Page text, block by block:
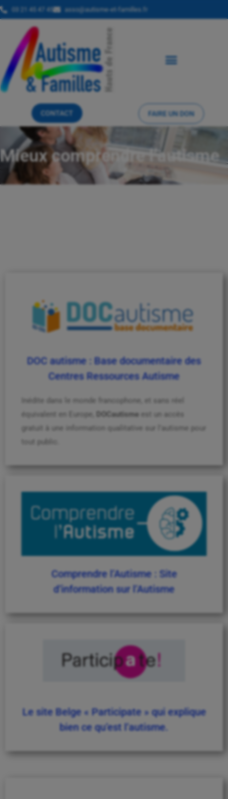
03 21 45 47 45 asso@autisme-et-familles.fr
CONTACT FAIRE UN DON
Mieux comprendre l’autisme
DOC autisme : Base documentaire des
Centres Ressources Autisme
Inédite dans le monde francophone, et sans réel
équivalent en Europe,
DOCautisme est un accès
gratuit à une information qualitative sur l’autisme pour
tout public.
Comprendre l’Autisme : Site
d’information sur l’Autisme
Le site Belge « Participate » qui explique
bien ce qu’est l’autisme.